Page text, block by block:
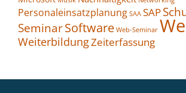
Personaleinsatzplanung SAA SAP
SeminarSoftware Web-Seminar
WeiterbildungZeiterfassung